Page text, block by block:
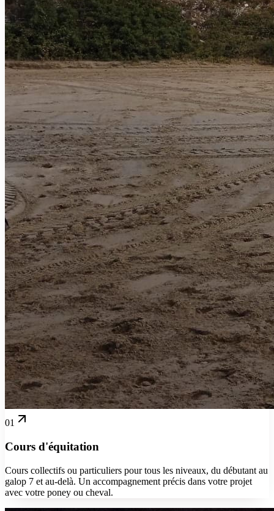
01
Cours d'équitation
Cours collectifs ou particuliers pour tous les niveaux, du débutant au
galop 7 et au-delà. Un accompagnement précis dans votre projet
avec votre poney ou cheval.